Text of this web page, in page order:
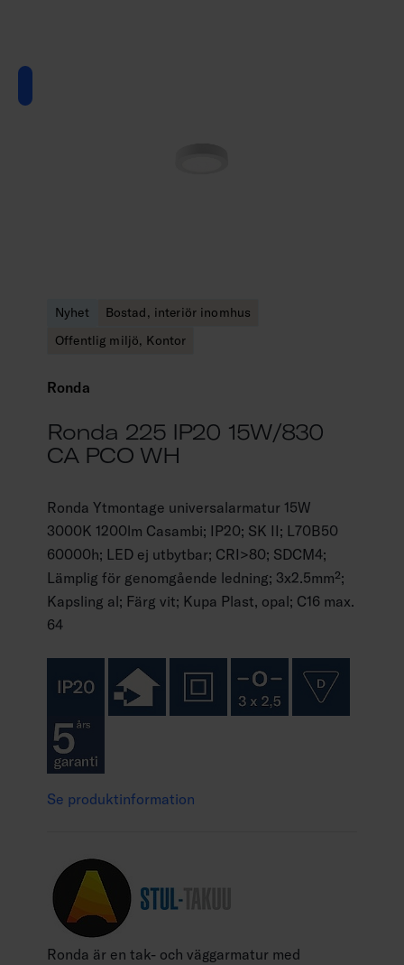
Nyhet
Bostad, interiör inomhus
Offentlig miljö, Kontor
Ronda
Ronda 225 IP20 15W/830
CA PCO WH
Ronda Ytmontage universalarmatur 15W
3000K 1200lm Casambi; IP20; SK II; L70B50
60000h; LED ej utbytbar; CRI>80; SDCM4;
Lämplig för genomgående ledning; 3x2.5mm²;
Kapsling al; Färg vit; Kupa Plast, opal; C16 max.
64
Se produktinformation
Ronda är en tak- och väggarmatur med